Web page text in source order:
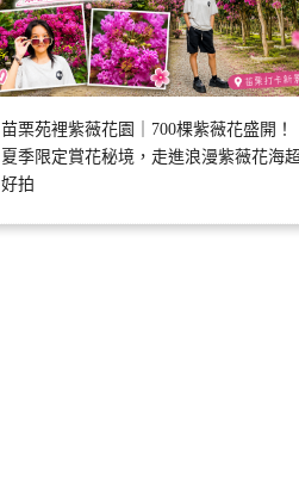
苗栗苑裡紫薇花園｜700棵紫薇花盛開！
夏季限定賞花秘境，走進浪漫紫薇花海超
好拍